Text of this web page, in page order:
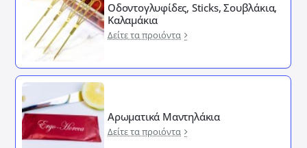
Οδοντογλυφίδες, Sticks, Σουβλάκια,
Καλαμάκια
Δείτε τα προιόντα
Αρωματικά Μαντηλάκια
Δείτε τα προιόντα